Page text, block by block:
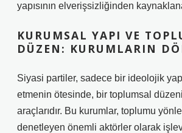
yapısının elverişsizliğinden
KURUMSAL YAPI VE
DÜZEN: KURUMLARIN
Siyasi partiler, sadece bir ideolojik
etmenin ötesinde, bir toplumsal
araçlarıdır. Bu kurumlar, toplumu
denetleyen önemli aktörler olarak